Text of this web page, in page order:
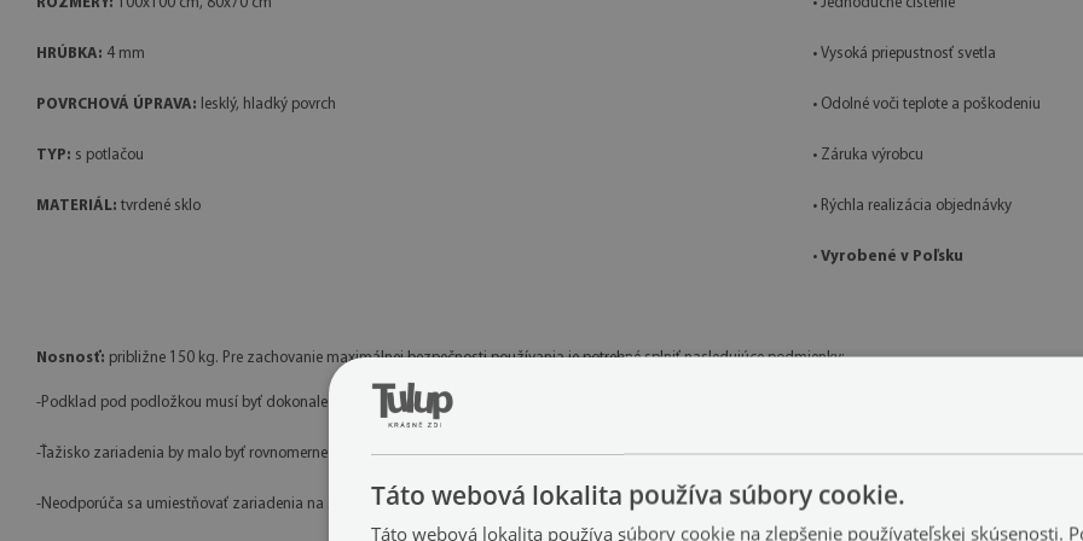
ROZMERY: 100x100 cm, 80x70 cm
HRÚBKA: 4 mm
POVRCHOVÁ ÚPRAVA: lesklý, hladký povrch
TYP: s potlačou
MATERIÁL: tvrdené sklo
• Jednoduché čistenie
• Vysoká priepustnosť svetla
• Odolné voči teplote a poškodeniu
• Záruka výrobcu
• Rýchla realizácia objednávky
• Vyrobené v Poľsku
Nosnosť: približne 150 kg. Pre zachovanie maximálnej bezpečnosti používania je potrebné splniť nasledujúce podmienky:
-Podklad pod podložkou musí byť dokonale rovný a stabilný, bez nerovností, piesku ani nečistôt, ktoré by mohli spôsobovať bodové napätie skla.
-Ťažisko zariadenia by malo byť rovnomerne rozložené — krb alebo piecka musí mať stabilnú, rovnú základňu zabezpečujúcu rovnomerné zaťaženie celej
-Neodporúča sa umiestňovať zariadenia na štyroch nožičkách (tzv. kozy), pretože spôsobujú sústredenie tlaku do jednotlivých bodov.
Táto webová lokalita používa súbory cookie.
Táto webová lokalita používa súbory cookie na zlepšenie používateľskej skúsenosti.